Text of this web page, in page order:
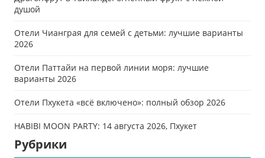
душой
Отели Чианграя для семей с детьми: лучшие варианты
2026
Отели Паттайи на первой линии моря: лучшие
варианты 2026
Отели Пхукета «всё включено»: полный обзор 2026
HABIBI MOON PARTY: 14 августа 2026, Пхукет
Рубрики